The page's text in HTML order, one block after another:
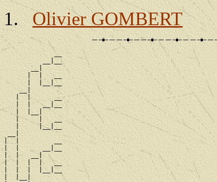
Olivier GOMBERT
             __
          __|__
       __|
      |  |   __
      |  |__|__
    __|
   |  |      __
   |  |   __|__
   |  |__|
   |     |   __
   |     |__|__
__|
|  |         __
|  |      __|__
|  |   __|
|  |  |  |   __
|  |  |  |__|__
|  |__|